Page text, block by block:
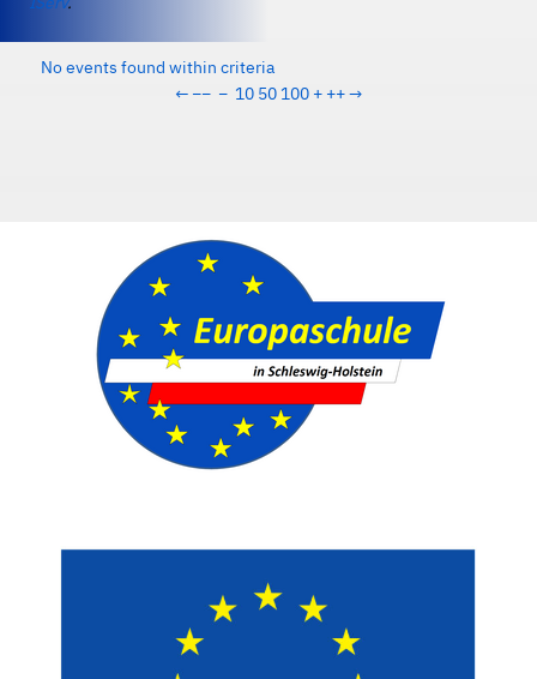
No events found within criteria
← −− − 10 50 100 + ++→